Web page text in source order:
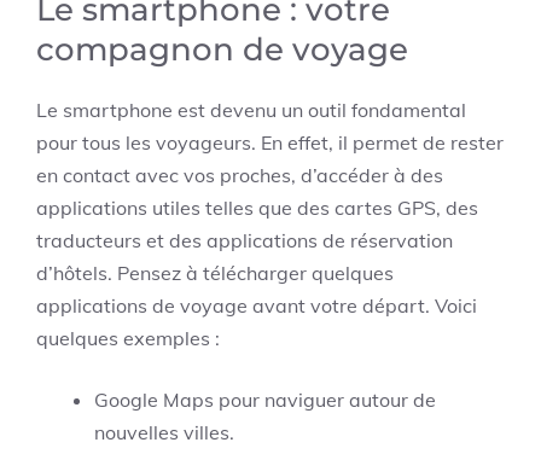
Le smartphone : votre
compagnon de voyage
Le smartphone est devenu un outil fondamental
pour tous les voyageurs. En effet, il permet de rester
en contact avec vos proches, d’accéder à des
applications utiles telles que des cartes GPS, des
traducteurs et des applications de réservation
d’hôtels. Pensez à télécharger quelques
applications de voyage avant votre départ. Voici
quelques exemples :
Google Maps pour naviguer autour de
nouvelles villes.